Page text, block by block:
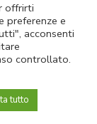
e
offrirti
preferenze e
acconsenti
controllato.
tutto